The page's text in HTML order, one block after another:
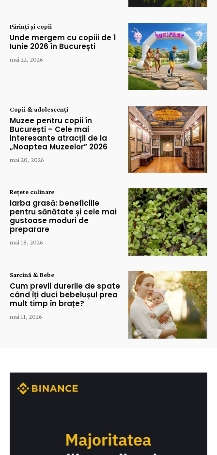
Părinți și copii
Unde mergem cu copiii de 1
Iunie 2026 în București
mai 22, 2026
Copii & adolescenți
Muzee pentru copii în
București – Cele mai
interesante atracții de la
„Noaptea Muzeelor” 2026
mai 20, 2026
Rețete culinare
Iarba grasă: beneficiile
pentru sănătate și cele mai
gustoase moduri de
preparare
mai 18, 2026
Sarcină & Bebe
Cum previi durerile de spate
când îți duci bebelușul prea
mult timp în brațe?
mai 11, 2026